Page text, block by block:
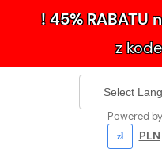
! 45% RABATU
z
Powered by
PLN